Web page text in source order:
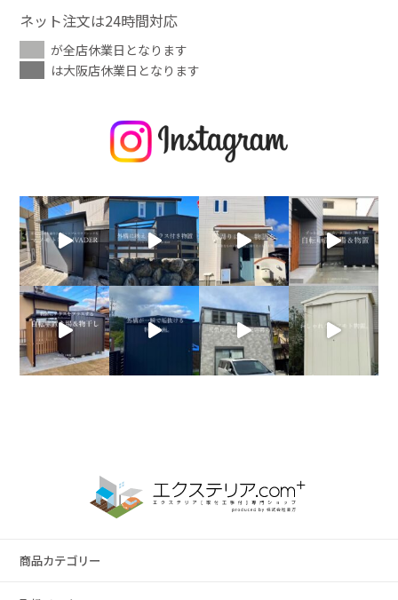
ネット注文は24時間対応
が全店休業日となります
は大阪店休業日となります
商品カテゴリー